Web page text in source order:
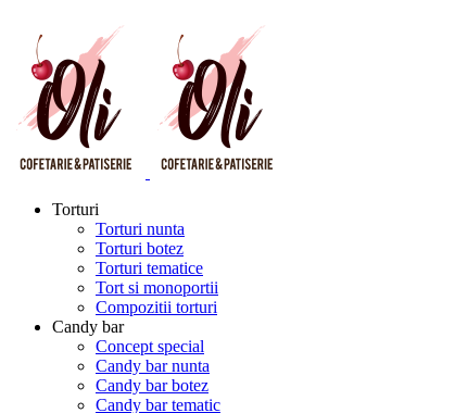
Torturi
Torturi nunta
Torturi botez
Torturi tematice
Tort si monoportii
Compozitii torturi
Candy bar
Concept special
Candy bar nunta
Candy bar botez
Candy bar tematic